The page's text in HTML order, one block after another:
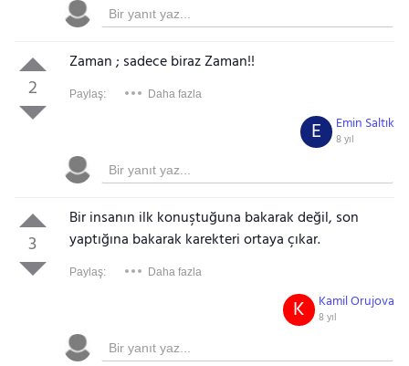
2
Zaman ; sadece biraz Zaman!!
Paylaş: Daha fazla
Emin Saltık
8 yıl
E
3
Bir insanın ilk konuştuğuna bakarak değil, son
yaptığına bakarak karekteri ortaya çıkar.
Paylaş: Daha fazla
Kamil Orujova
8 yıl
K